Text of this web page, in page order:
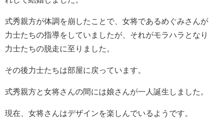
式秀親方が体調を崩したことで、女将であるめぐみさんが
力士たちの指導をしていましたが、それがモラハラとなり
力士たちの脱走に至りました。
その後力士たちは部屋に戻っています。
式秀親方と女将さんの間には娘さんが一人誕生しました。
現在、女将さんはデザインを楽しんでいるようです。